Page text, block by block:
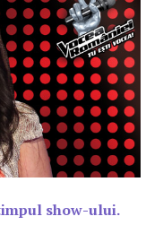
show-ului.